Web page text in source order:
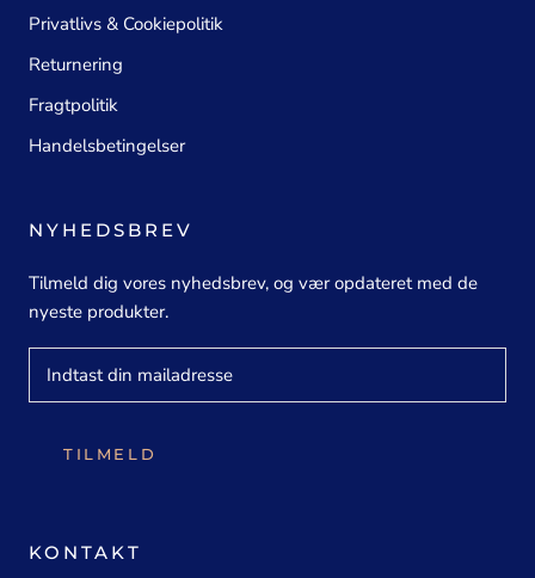
Privatlivs & Cookiepolitik
Returnering
Fragtpolitik
Handelsbetingelser
NYHEDSBREV
Tilmeld dig vores nyhedsbrev, og vær opdateret med de
nyeste produkter.
TILMELD
KONTAKT